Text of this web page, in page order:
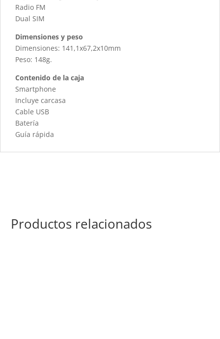
Radio FM
Dual SIM
Dimensiones y peso
Dimensiones: 141,1x67,2x10mm
Peso: 148g.
Contenido de la caja
Smartphone
Incluye carcasa
Cable USB
Batería
Guía rápida
Productos relacionados